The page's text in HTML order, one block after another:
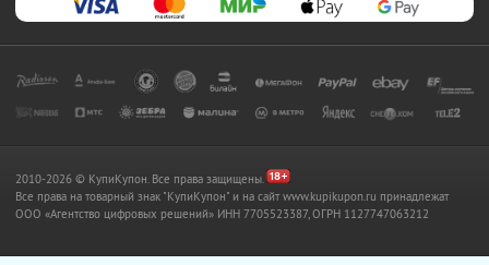
2010-2026 © КупиКупон. Все права защищены.
Все права на товарный знак "КупиКупон" и на сайт www.kupikupon.ru принадлежат
OOO «Агентство цифровых решений» ИНН 7705523387, ОГРН 1127747063212